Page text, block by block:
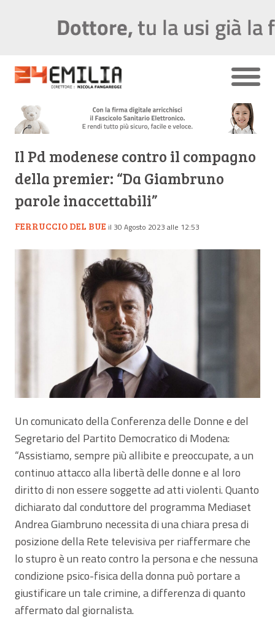
Il Pd modenese contro il compagno
della premier: “Da Giambruno
parole inaccettabili”
FERRUCCIO DEL BUE il 30 Agosto 2023 alle 12:53
Un comunicato della Conferenza delle Donne e del
Segretario del Partito Democratico di Modena:
“Assistiamo, sempre più allibite e preoccupate, a un
continuo attacco alla libertà delle donne e al loro
diritto di non essere soggette ad atti violenti. Quanto
dichiarato dal conduttore del programma Mediaset
Andrea Giambruno necessita di una chiara presa di
posizione della Rete televisiva per riaffermare che
lo stupro è un reato contro la persona e che nessuna
condizione psico-fisica della donna può portare a
giustificare un tale crimine, a differenza di quanto
affermato dal giornalista.